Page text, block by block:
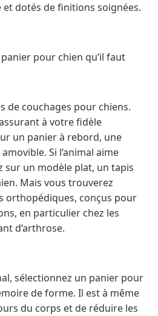
dotés de finitions soignées.
pour chien qu’il faut
de couchages pour chiens.
à votre fidèle
un panier à rebord, une
Si l’animal aime
sur un modèle plat, un tapis
Mais vous trouverez
orthopédiques, conçus pour
en particulier chez les
d’arthrose.
sélectionnez un panier pour
de forme. Il est à même
du corps et de réduire les